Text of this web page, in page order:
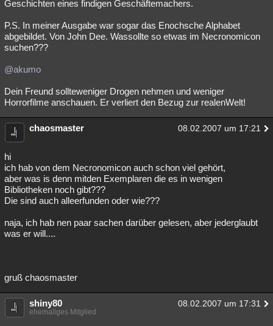
Geschichten eines findigen Geschäftemachers.
P.S. In meiner Ausgabe war sogar das Enochsche Alphabet
abgebildet. Von John Dee. Wassollte so etwas im Necronomicon
suchen???
@akumo
Dein Freund sollteweniger Drogen nehmen und weniger
Horrorfilme anschauen. Er verliert den Bezug zur realenWelt!
chaosmaster 08.02.2007 um 17:21
hi
ich hab von dem Necronomicon auch schon viel gehört,
aber was is denn mitden Exemplaren die es in wenigen
Bibliotheken noch gibt???
Die sind auch alleerfunden oder wie???
naja, ich hab nen paar sachen darüber gelesen, aber jederglaubt
was er will....
gruß chaosmaster
shiny80 08.02.2007 um 17:31
ehemaliges Mitglied